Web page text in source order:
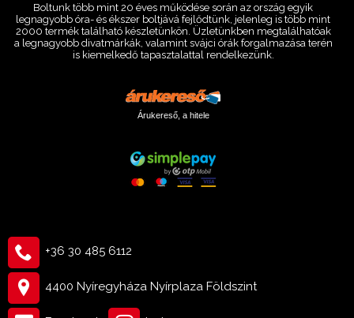
Boltunk több mint 20 éves működése során az ország egyik
legnagyobb óra- és ékszer boltjává fejlődtünk, jelenleg is több mint
2000 termék található készletünkön. Üzletünkben megtalálhatóak
a legnagyobb divatmárkák, valamint svájci órák forgalmazása terén
is kiemelkedő tapasztalattal rendelkezünk.
Árukereső, a hitele
+36 30 485 6112
4400 Nyíregyháza Nyírplaza Földszint